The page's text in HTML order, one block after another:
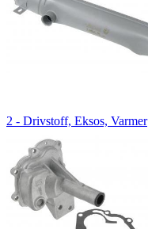
2 - Drivstoff, Eksos, Varmer